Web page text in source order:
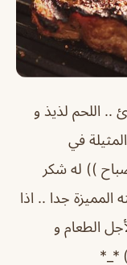
اللحم لذيذ و
في
)) له شكر
المميزة جدا .. اذا
الطعام و
*_*